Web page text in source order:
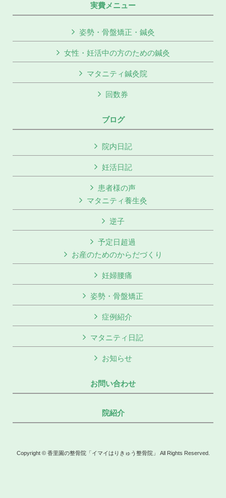
実費メニュー
姿勢・骨盤矯正・鍼灸
女性・妊活中の方のための鍼灸
マタニティ鍼灸院
回数券
ブログ
院内日記
妊活日記
患者様の声
マタニティ養生灸
逆子
予定日超過
お産のためのからだづくり
妊婦腰痛
姿勢・骨盤矯正
症例紹介
マタニティ日記
お知らせ
お問い合わせ
院紹介
Copyright © 香里園の整骨院「イマイはりきゅう整骨院」 All Rights Reserved.